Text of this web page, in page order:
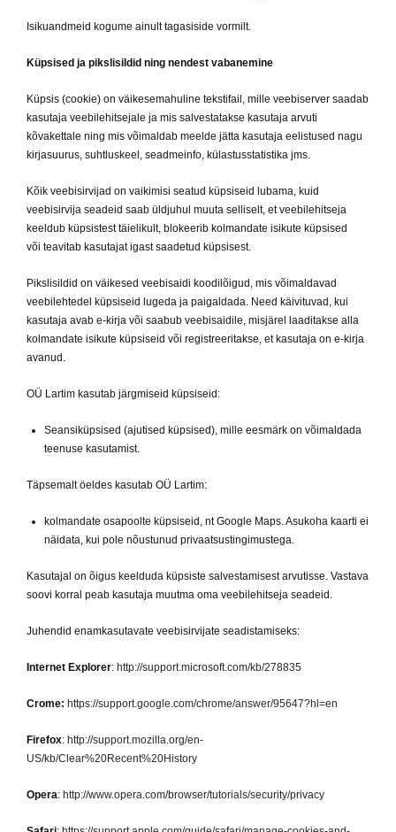
Isikuandmeid kogume ainult tagasiside vormilt.
Küpsised ja pikslisildid ning nendest vabanemine
Küpsis (cookie) on väikesemahuline tekstifail, mille veebiserver saadab
kasutaja veebilehitsejale ja mis salvestatakse kasutaja arvuti
kõvakettale ning mis võimaldab meelde jätta kasutaja eelistused nagu
kirjasuurus, suhtluskeel, seadmeinfo, külastusstatistika jms.
Kõik veebisirvijad on vaikimisi seatud küpsiseid lubama, kuid
veebisirvija seadeid saab üldjuhul muuta selliselt, et veebilehitseja
keeldub küpsistest täielikult, blokeerib kolmandate isikute küpsised
või teavitab kasutajat igast saadetud küpsisest.
Pikslisildid on väikesed veebisaidi koodilõigud, mis võimaldavad
veebilehtedel küpsiseid lugeda ja paigaldada. Need käivituvad, kui
kasutaja avab e-kirja või saabub veebisaidile, misjärel laaditakse alla
kolmandate isikute küpsiseid või registreeritakse, et kasutaja on e-kirja
avanud.
OÜ Lartim kasutab järgmiseid küpsiseid:
Seansiküpsised (ajutised küpsised), mille eesmärk on võimaldada
teenuse kasutamist.
Täpsemalt öeldes kasutab OÜ Lartim:
kolmandate osapoolte küpsiseid, nt Google Maps. Asukoha kaarti ei
näidata, kui pole nõustunud privaatsustingimustega.
Kasutajal on õigus keelduda küpsiste salvestamisest arvutisse. Vastava
soovi korral peab kasutaja muutma oma veebilehitseja seadeid.
Juhendid enamkasutavate veebisirvijate seadistamiseks:
Internet Explorer: http://support.microsoft.com/kb/278835
Crome: https://support.google.com/chrome/answer/95647?hl=en
Firefox: http://support.mozilla.org/en-
US/kb/Clear%20Recent%20History
Opera: http://www.opera.com/browser/tutorials/security/privacy